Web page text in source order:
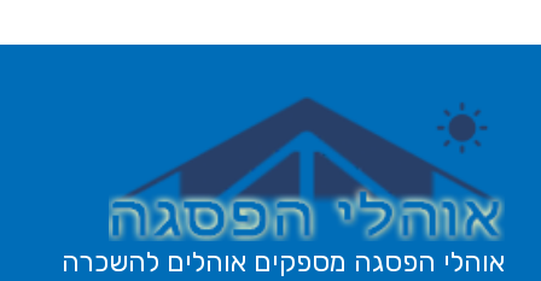
אוהלי הפסגה מספקים אוהלים להשכרה